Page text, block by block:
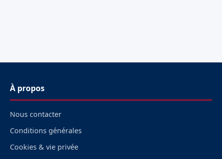
À propos
Nous contacter
Conditions générales
Cookies & vie privée